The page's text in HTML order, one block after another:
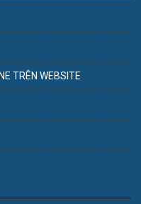
TRÊN WEBSITE